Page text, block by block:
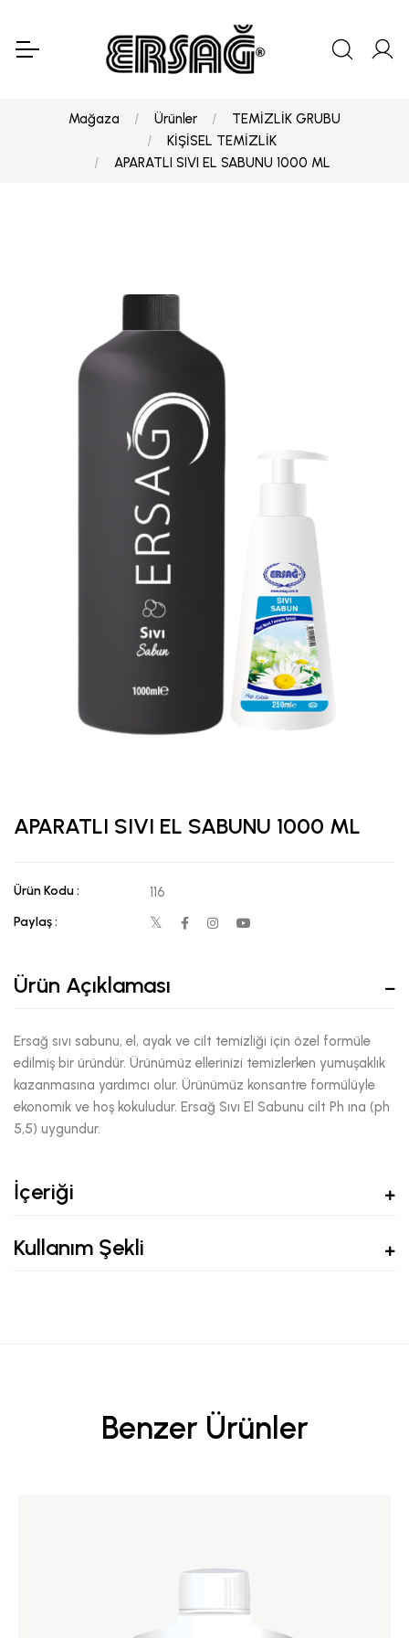
Mağaza Ürünler
TEMİZLİK GRUBU
KİŞİSEL TEMİZLİK
APARATLI SIVI EL SABUNU 1000 ML
APARATLI SIVI EL SABUNU 1000 ML
Ürün Kodu : 116
Paylaş :
Ürün Açıklaması
Ersağ sıvı sabunu, el, ayak ve cilt temizliği için özel formüle
edilmiş bir üründür. Ürünümüz ellerinizi temizlerken yumuşaklık
kazanmasına yardımcı olur. Ürünümüz konsantre formülüyle
ekonomik ve hoş kokuludur. Ersağ Sıvı El Sabunu cilt Ph ına (ph
5,5) uygundur.
İçeriği
Kullanım Şekli
Benzer Ürünler